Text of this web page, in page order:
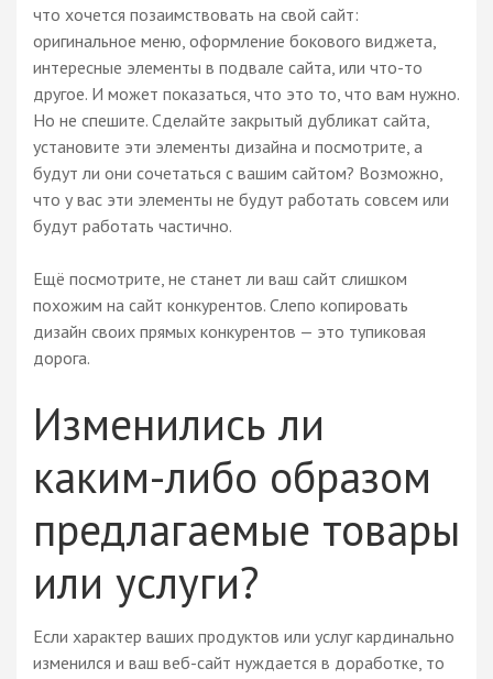
что хочется позаимствовать на свой сайт:
оригинальное меню, оформление бокового виджета,
интересные элементы в подвале сайта, или что-то
другое. И может показаться, что это то, что вам нужно.
Но не спешите. Сделайте закрытый дубликат сайта,
установите эти элементы дизайна и посмотрите, а
будут ли они сочетаться с вашим сайтом? Возможно,
что у вас эти элементы не будут работать совсем или
будут работать частично.
Ещё посмотрите, не станет ли ваш сайт слишком
похожим на сайт конкурентов. Слепо копировать
дизайн своих прямых конкурентов — это тупиковая
дорога.
Изменились ли
каким-либо образом
предлагаемые товары
или услуги?
Если характер ваших продуктов или услуг кардинально
изменился и ваш веб-сайт нуждается в доработке, то